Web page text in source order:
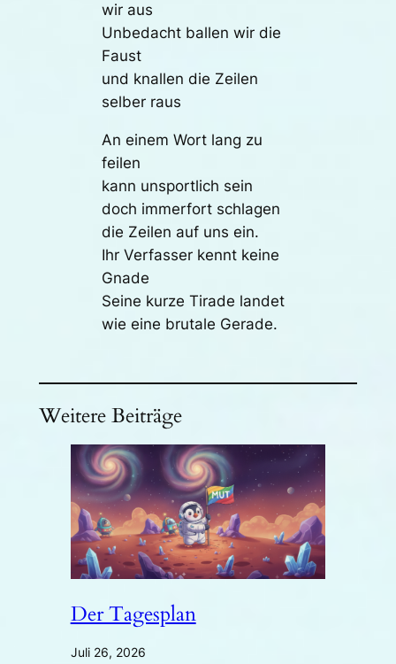
wir aus
Unbedacht ballen wir die
Faust
und knallen die Zeilen
selber raus
An einem Wort lang zu
feilen
kann unsportlich sein
doch immerfort schlagen
die Zeilen auf uns ein.
Ihr Verfasser kennt keine
Gnade
Seine kurze Tirade landet
wie eine brutale Gerade.
Weitere Beiträge
Der Tagesplan
Juli 26, 2026